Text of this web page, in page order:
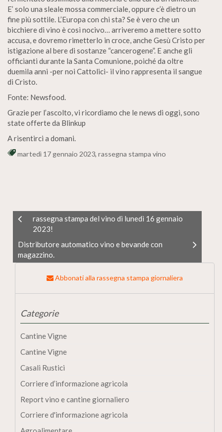
E’ solo una sleale mossa commerciale, oppure c’è dietro un
fine più sottile. L’Europa con chi sta? Se è vero che un
bicchiere di vino è così nocivo… arriveremo a mettere sotto
accusa, e dovremo rimetterlo in croce, anche Gesù Cristo per
istigazione al bere di sostanze “cancerogene”. E anche gli
officianti durante la Santa Comunione, poiché da oltre
duemila anni -per noi Cattolici- il vino rappresenta il sangue
di Cristo.
Fonte: Newsfood.
Grazie per l’ascolto, vi ricordiamo che le news di oggi, sono
state offerte da Blinkup
A risentirci a domani.
martedì 17 gennaio 2023, rassegna stampa vino
rassegna stampa del vino di lunedì 16 gennaio
2023!
Distributore automatico vino e bevande con
magazzino.
Abbonati alla rassegna stampa giornaliera
Categorie
Cantine Vigne
Cantine Vigne
Casali Rustici
Corriere d’informazione agricola
Report vino e cantine giornaliero
Corriere d'informazione agricola